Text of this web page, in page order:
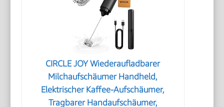
CIRCLE JOY Wiederaufladbarer
Milchaufschäumer Handheld,
Elektrischer Kaffee-Aufschäumer,
Tragbarer Handaufschäumer,